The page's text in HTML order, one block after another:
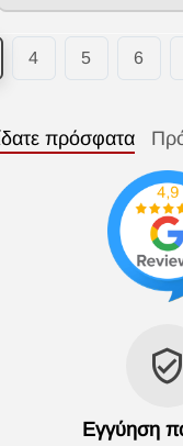
4 5 6
πρόσφατα
Εγγύηση